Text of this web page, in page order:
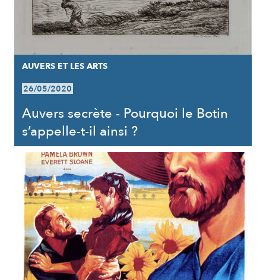
AUVERS ET LES ARTS
26/05/2020
Auvers secrète - Pourquoi le Botin
s’appelle-t-il ainsi ?